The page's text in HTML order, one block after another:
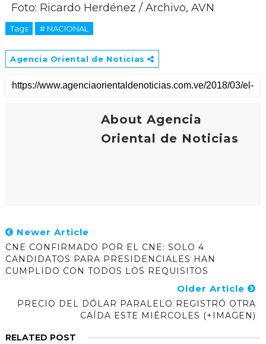
Foto: Ricardo Herdénez / Archivo, AVN
Tags # NACIONAL
Agencia Oriental de Noticias
About Agencia
Oriental de Noticias
Newer Article
CNE CONFIRMADO POR EL CNE: SOLO 4
CANDIDATOS PARA PRESIDENCIALES HAN
CUMPLIDO CON TODOS LOS REQUISITOS
Older Article
PRECIO DEL DÓLAR PARALELO REGISTRÓ OTRA
CAÍDA ESTE MIÉRCOLES (+IMAGEN)
RELATED POST